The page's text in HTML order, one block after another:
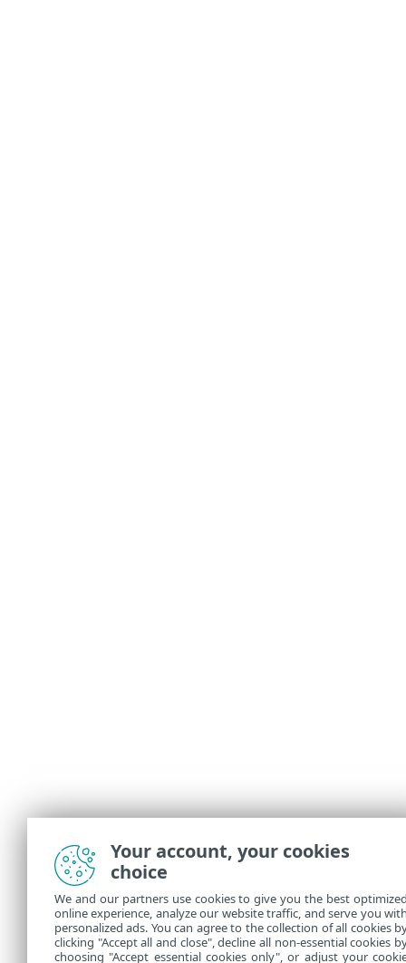
Your account, your cookies
choice
We and our partners use cookies to give you the best
online experience, analyze our website traffic, and serve you
personalized ads. You can agree to the collection of all cookies
clicking "Accept all and close", decline all non-essential cookies
choosing "Accept essential cookies only", or adjust your